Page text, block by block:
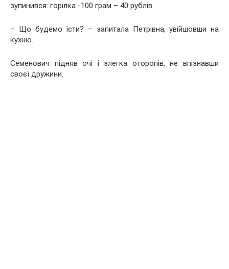
зупинився: горілка -100 грам – 40 рублів.
– Що будемо їсти? – запитала Петрівна, увійшовши на
кухню.
Семенович підняв очі і злегка оторопів, не впізнавши
своєї дружини.